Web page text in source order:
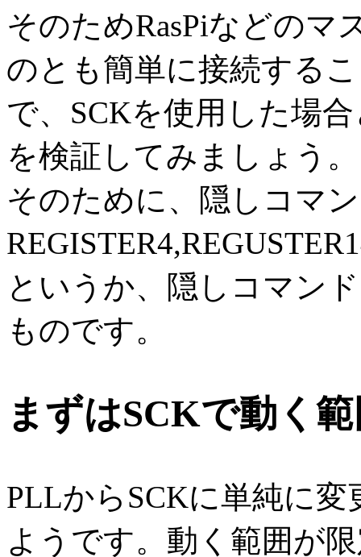
そのためRasPiなどのマ
のとも簡単に接続する
で、SCKを使用した場
を検証してみましょう。
そのために、隠しコマ
というか、隠しコマン
ものです。
まずはSCKで動く
PLLからSCKに単純に
ようです。動く範囲が